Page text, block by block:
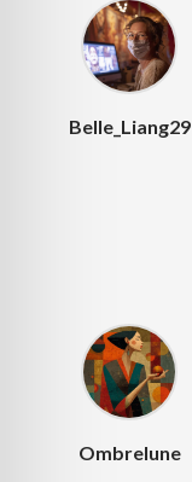
Belle_Liang29
Ombrelune